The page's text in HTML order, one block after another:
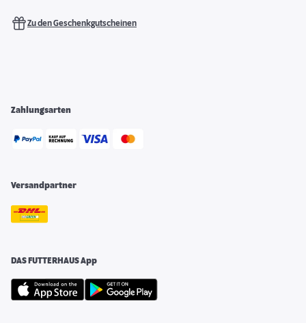
Zu den Geschenkgutscheinen
Zahlungsarten
Versandpartner
DAS FUTTERHAUS App